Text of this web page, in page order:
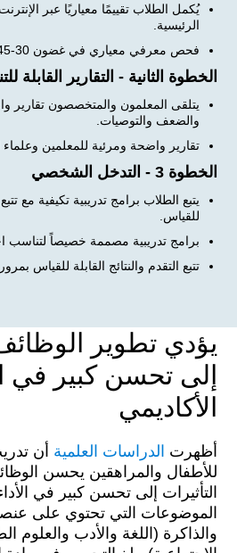
يُكمل الطلاب تقييمًا معياريًا عبر
الرئيسية.
فحص معرفي معياري في غضون 30-45 دقيقة
الخطوة الثانية - التقارير القابلة
يتلقى المعلمون والمتخصصون تقارير
والضعف والتوصيات.
تقارير واضحة ومرئية للمعلمين
الخطوة 3 - التدخل الشخصي
يتبع الطلاب برامج تدريبية تكيفية مع
للقياس.
برامج تدريبية مصممة خصيصاً لتناسب
تتبع التقدم والنتائج القابلة للقياس
يؤدي تطوير الوظائف
إلى تحسن كبير في
الأكاديمي
أظهرت الدراسات العلمية أن
للأطفال والمراهقين يحسن
التأثيرات إلى تحسن كبير في
الموضوعات التي تحتوي على
والذاكرة (اللغة والأدب والعلوم